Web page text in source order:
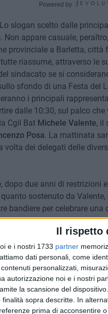
Il rispetto
e i nostri 1733 partner
dati personali, come
personalizzati,
autorizzazione noi e i nostri
la scansione del
finalità sopra descritte. In
prima di acconsentire
Powered by
slogan scelto dalle
Non appare casuale,
provinciale a Barletta,
riassume, attraverso le
sindacato se si
sfondo di una Festa del
i principali
dalle 10:30, sul palco
Cgil Bat Michele Valente, il
Posa. La mattinata
volta dei delegati delle
dopo due anni di restrizioni
sostenuto da
bandiere per celebrare
non soltanto per parlare ai
al centro
della pace, parola
mai e portano solo
i rapporti. Sono il dialogo e
«La richiesta che
votata
Non c'è altra ricetta più